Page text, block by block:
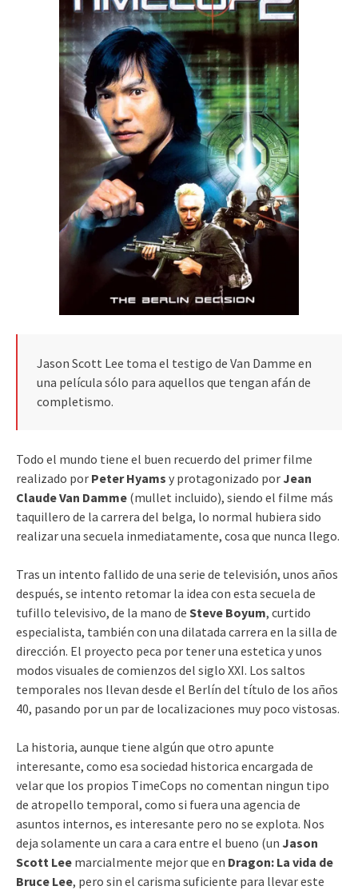
Jason Scott Lee toma el testigo de Van Damme en
una película sólo para aquellos que tengan afán de
completismo.
Todo el mundo tiene el buen recuerdo del primer filme
realizado por Peter Hyams y protagonizado por Jean
Claude Van Damme (mullet incluido), siendo el filme más
taquillero de la carrera del belga, lo normal hubiera sido
realizar una secuela inmediatamente, cosa que nunca llego.
Tras un intento fallido de una serie de televisión, unos años
después, se intento retomar la idea con esta secuela de
tufillo televisivo, de la mano de Steve Boyum, curtido
especialista, también con una dilatada carrera en la silla de
dirección. El proyecto peca por tener una estetica y unos
modos visuales de comienzos del siglo XXI. Los saltos
temporales nos llevan desde el Berlín del título de los años
40, pasando por un par de localizaciones muy poco vistosas.
La historia, aunque tiene algún que otro apunte
interesante, como esa sociedad historica encargada de
velar que los propios TimeCops no comentan ningun tipo
de atropello temporal, como si fuera una agencia de
asuntos internos, es interesante pero no se explota. Nos
deja solamente un cara a cara entre el bueno (un Jason
Scott Lee marcialmente mejor que en Dragon: La vida de
Bruce Lee, pero sin el carisma suficiente para llevar este